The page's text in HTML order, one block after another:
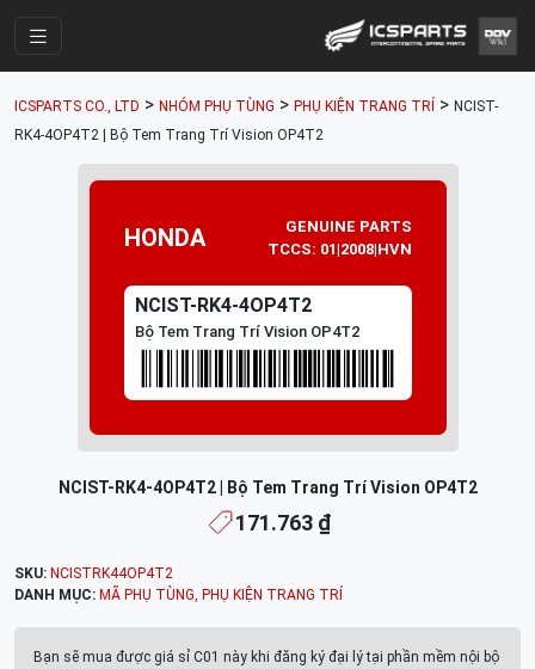
Cửa Hàng
Parts Catalogue
Mã Phụ Tùng
Tài khoản
ICSPARTS CO., LTD > NHÓM PHỤ TÙNG > PHỤ KIỆN TRANG TRÍ > NCIST-
RK4-4OP4T2 | Bộ Tem Trang Trí Vision OP4T2
HONDA
GENUINE PARTS
TCCS: 01|2008|HVN
NCIST-RK4-4OP4T2
Bộ Tem Trang Trí Vision OP4T2
NCIST-RK4-4OP4T2 | Bộ Tem Trang Trí Vision OP4T2
171.763 ₫
SKU: NCISTRK44OP4T2
DANH MỤC: MÃ PHỤ TÙNG, PHỤ KIỆN TRANG TRÍ
Bạn sẽ mua được giá sỉ C01 này khi đăng ký đại lý tại phần mềm nội bộ